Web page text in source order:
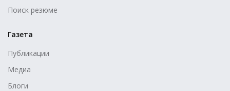
Поиск резюме
Газета
Публикации
Медиа
Блоги